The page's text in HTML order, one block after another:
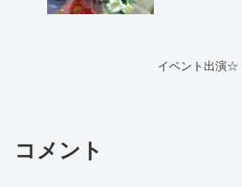
イベント出演☆
コメント